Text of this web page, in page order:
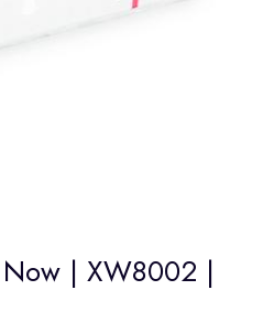
| XW8002 |